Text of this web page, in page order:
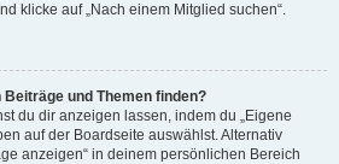
klicke auf „Nach einem Mitglied suchen“.
und Themen finden?
du dir anzeigen lassen, indem du „Eigene
auf der Boardseite auswählst. Alternativ
anzeigen“ in deinem persönlichen Bereich